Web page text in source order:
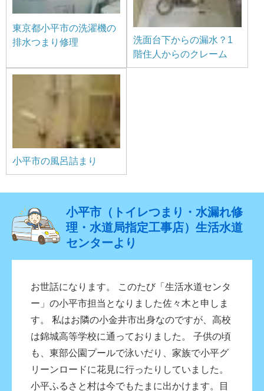
東京都小平市の洗濯機の
排水つまり修理
洗面台下からの漏水？1
階住人からのクレーム
小平市の風呂詰まり
小平市（トイレつまり・水漏れ修
理・水道局指定工事店）生活水道
センターより
お世話になります。 このたび「生活水道センタ
ー」の小平市担当となりました佐々木と申しま
す。 私はお隣の小金井市出身なのですが、高校
は錦城高等学校に通っておりました。 子供の頃
も、東部公園プールで泳いだり、家族で小平グ
リーンロードに花見に行ったりしていました。
小平ふるさと村は今でもたまに出かけます。目